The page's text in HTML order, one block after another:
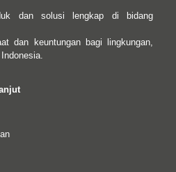
dan solusi lengkap di bidang
dan keuntungan bagi lingkungan,